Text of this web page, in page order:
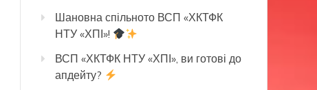
Шановна спільното ВСП «ХКТФК
НТУ «ХПІ»!
ВСП «ХКТФК НТУ «ХПІ», ви готові до
апдейту?